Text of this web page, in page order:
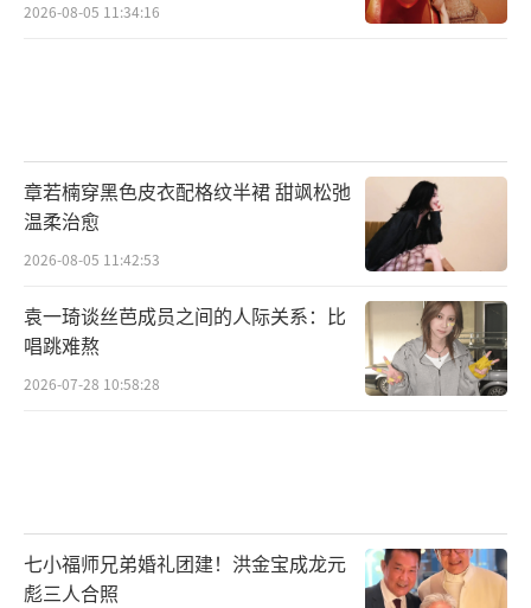
2026-08-05 11:34:16
章若楠穿黑色皮衣配格纹半裙 甜飒松弛
温柔治愈
2026-08-05 11:42:53
袁一琦谈丝芭成员之间的人际关系：比
唱跳难熬
2026-07-28 10:58:28
七小福师兄弟婚礼团建！洪金宝成龙元
彪三人合照